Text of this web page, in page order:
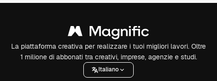
La piattaforma creativa per realizzare i tuoi migliori lavori. Oltre
1 milione di abbonati tra creativi, imprese, agenzie e studi.
Italiano